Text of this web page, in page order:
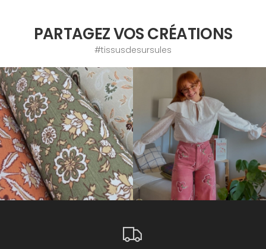
PARTAGEZ VOS CRÉATIONS
#tissusdesursules